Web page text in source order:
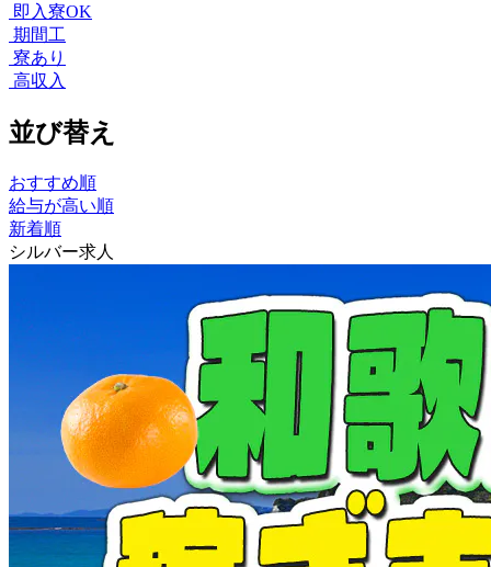
即入寮OK
期間工
寮あり
高収入
並び替え
おすすめ順
給与が高い順
新着順
シルバー求人